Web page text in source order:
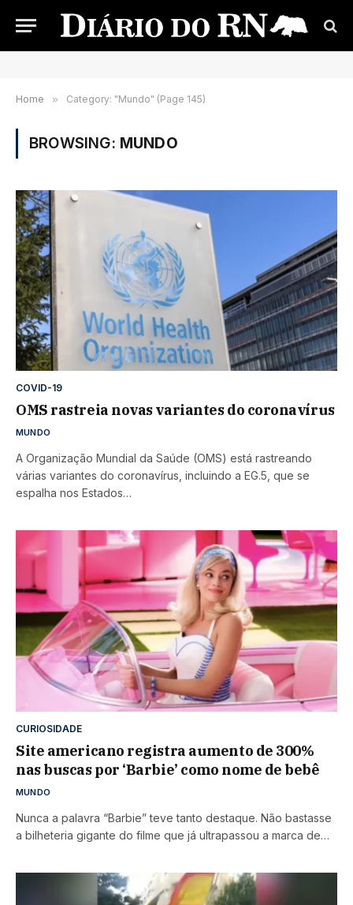
Home » Category: "Mundo" (Page 145)
BROWSING: MUNDO
COVID-19
OMS rastreia novas variantes do coronavírus
MUNDO
A Organização Mundial da Saúde (OMS) está rastreando
várias variantes do coronavírus, incluindo a EG.5, que se
espalha nos Estados…
CURIOSIDADE
Site americano registra aumento de 300%
nas buscas por ‘Barbie’ como nome de bebê
MUNDO
Nunca a palavra “Barbie” teve tanto destaque. Não bastasse
a bilheteria gigante do filme que já ultrapassou a marca de…